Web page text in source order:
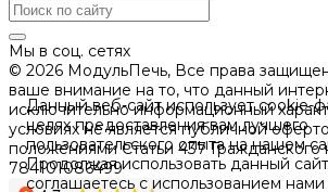
Мы в соц. сетях
© 2026 МодульПечь, Все права
ваше внимание на то, что данный
исключительно информационный
условиях не является публичной
положениями Статьи 437
784101086499
Данный веб-сайт использует cookie-
целях предоставления вам лучшего
пользовательского опыта на нашем
Продолжая использовать данный
соглашаетесь с использованием